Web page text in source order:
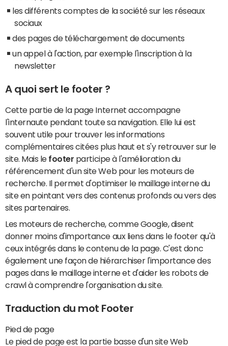
les différents comptes de la société sur les réseaux
sociaux
des pages de téléchargement de documents
un appel à l'action, par exemple l'inscription à la
newsletter
A quoi sert le footer ?
Cette partie de la page Internet accompagne
l'internaute pendant toute sa navigation. Elle lui est
souvent utile pour trouver les informations
complémentaires citées plus haut et s'y retrouver sur le
site. Mais le footer participe à l'amélioration du
référencement d'un site Web pour les moteurs de
recherche. Il permet d'optimiser le maillage interne du
site en pointant vers des contenus profonds ou vers des
sites partenaires.
Les moteurs de recherche, comme Google, disent
donner moins d'importance aux liens dans le footer qu'à
ceux intégrés dans le contenu de la page. C'est donc
également une façon de hiérarchiser l'importance des
pages dans le maillage interne et d'aider les robots de
crawl à comprendre l'organisation du site.
Traduction du mot Footer
Pied de page
Le pied de page est la partie basse d'un site Web